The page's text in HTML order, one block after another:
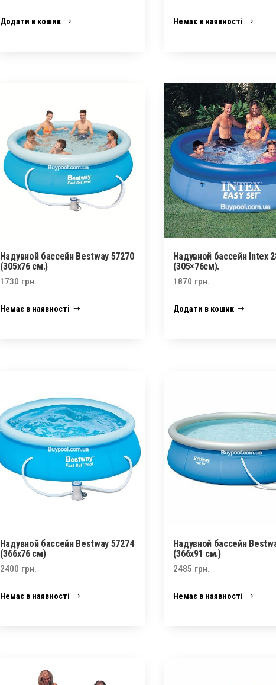
Додати в кошик Немає в наявності
Надувной бассейн Bestway 57270
(305х76 см.)
1730 грн.
Немає в наявності
Надувной бассейн Intex
(305×76см).
1870 грн.
Додати в кошик
Надувной бассейн Bestway 57274
(366х76 см)
2400 грн.
Немає в наявності
Надувной бассейн
(366х91 см.)
2485 грн.
Немає в наявності